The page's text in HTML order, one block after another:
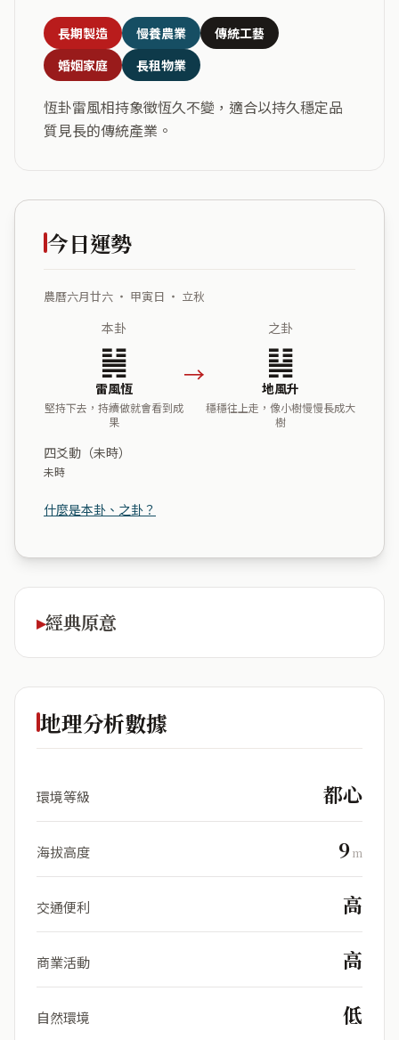
長期製造 慢養農業
傳統工藝
婚姻家庭
長租物業
恆卦雷風相持象徵恆久不變，適合以持久穩定品
質見長的傳統產業。
今日運勢
農曆六月廿六 ・ 甲寅日 ・ 立秋
本卦
䷟
雷風恆
堅持下去，持續做就會看到成
果
→
之卦
䷭
地風升
穩穩往上走，像小樹慢慢長成大
樹
四爻動（未時）
未時
什麼是本卦、之卦？
經典原意
地理分析數據
環境等級 都心
海拔高度 9m
交通便利 高
商業活動 高
自然環境 低